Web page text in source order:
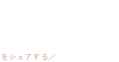
シェアする／